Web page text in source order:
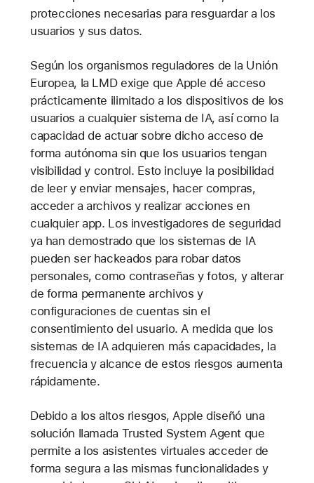
protecciones necesarias para resguardar a los
usuarios y sus datos.
Según los organismos reguladores de la Unión
Europea, la LMD exige que Apple dé acceso
prácticamente ilimitado a los dispositivos de los
usuarios a cualquier sistema de IA, así como la
capacidad de actuar sobre dicho acceso de
forma autónoma sin que los usuarios tengan
visibilidad y control. Esto incluye la posibilidad
de leer y enviar mensajes, hacer compras,
acceder a archivos y realizar acciones en
cualquier app. Los investigadores de seguridad
ya han demostrado que los sistemas de IA
pueden ser hackeados para robar datos
personales, como contraseñas y fotos, y alterar
de forma permanente archivos y
configuraciones de cuentas sin el
consentimiento del usuario. A medida que los
sistemas de IA adquieren más capacidades, la
frecuencia y alcance de estos riesgos aumenta
rápidamente.
Debido a los altos riesgos, Apple diseñó una
solución llamada Trusted System Agent que
permite a los asistentes virtuales acceder de
forma segura a las mismas funcionalidades y